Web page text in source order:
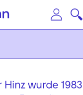
Hinz wurde 1983